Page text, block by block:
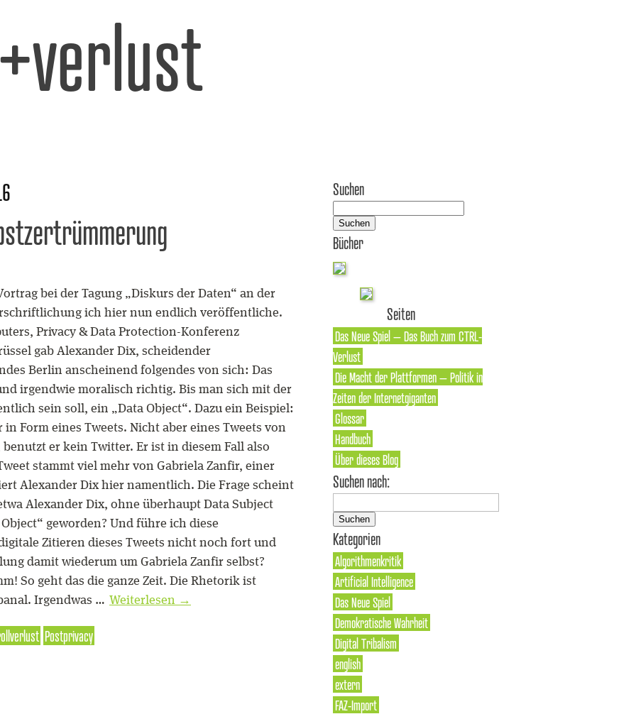
bei der Tagung „Diskurs der Daten“ an der
ich hier nun endlich veröffentliche.
Privacy & Data Protection-Konferenz
gab Alexander Dix, scheidender
Berlin anscheinend folgendes von sich: Das
irgendwie moralisch richtig. Bis man sich mit der
sein soll, ein „Data Object“. Dazu ein Beispiel:
in Form eines Tweets. Nicht aber eines Tweets von
er kein Twitter. Er ist in diesem Fall also
stammt viel mehr von Gabriela Zanfir, einer
Alexander Dix hier namentlich. Die Frage scheint
Alexander Dix, ohne überhaupt Data Subject
geworden? Und führe ich diese
Zitieren dieses Tweets nicht noch fort und
damit wiederum um Gabriela Zanfir selbst?
So geht das die ganze Zeit. Die Rhetorik ist
Irgendwas … Weiterlesen →
Postprivacy
Suchen
Suchen
Bücher
Seiten
Das Neue Spiel – Das Buch zum CTRL-
Verlust
Die Macht der Plattformen – Politik in
Zeiten der Internetgiganten
Glossar
Handbuch
Über dieses Blog
Suchen nach:
Kategorien
Algorithmenkritik
Artificial Intelligence
Das Neue Spiel
Demokratische Wahrheit
Digital Tribalism
english
extern
FAZ-Import